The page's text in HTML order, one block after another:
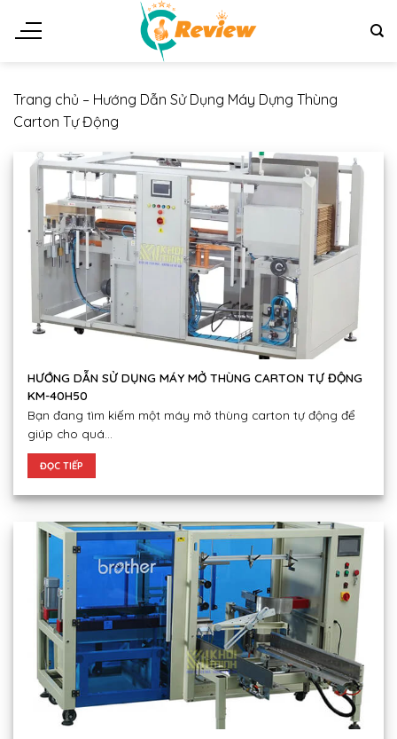
đến
Trang chủ – Hướng Dẫn Sử Dụng Máy Dựng Thùng
Carton Tự Động
HƯỚNG DẪN SỬ DỤNG MÁY MỞ THÙNG CARTON TỰ ĐỘNG
KM-40H50
Bạn đang tìm kiếm một máy mở thùng carton tự động để
giúp cho quá...
ĐỌC TIẾP